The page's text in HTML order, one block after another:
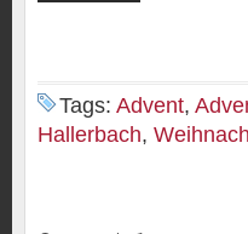
Tags: Advent,
Hallerbach,